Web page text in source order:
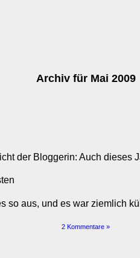
Archiv für Mai 2009
der Bloggerin: Auch dieses
so aus, und es war ziemlich
2 Kommentare »